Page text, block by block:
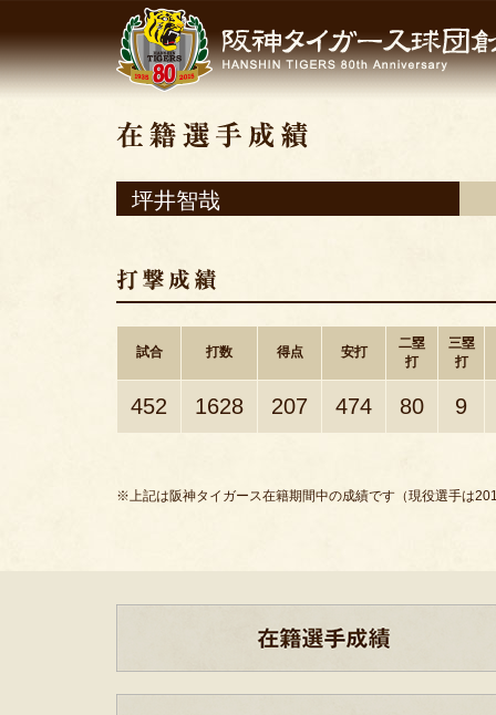
坪井智哉
試合 打数 得点 安打
二塁
打
三塁
打
452 1628 207 474 80 9
※上記は阪神タイガース在籍期間中の成績です（現役選手は